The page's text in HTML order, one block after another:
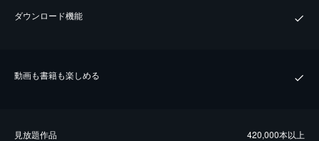
ダウンロード機能
動画も書籍も楽しめる
⾒放題作品 420,000本以上